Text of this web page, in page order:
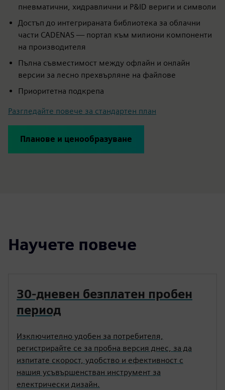
пневматични, хидравлични и P&ID вериги и символи
Достъп до интегрираната библиотека за облачни
части CADENAS — портал към милиони компоненти
на производителя
Пълна съвместимост между офлайн и онлайн
версии за лесно прехвърляне на файлове
Приоритетна подкрепа
Разгледайте повече за стандартен план
Планове и ценообразуване
Научете повече
30-дневен безплатен пробен
период
Изключително удобен за потребителя,
регистрирайте се за пробна версия днес, за да
изпитате скорост, удобство и ефективност с
нашия усъвършенстван инструмент за
електрически дизайн.